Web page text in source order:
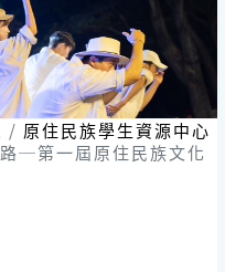
原住民族學生資源中心
─第一屆原住民族文化